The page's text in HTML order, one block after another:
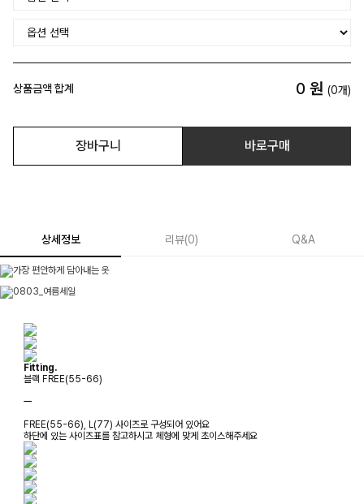
상품금액 합계 0 원 (0개)
장바구니 바로구매
상세정보 리뷰(0) Q&A
Fitting.
블랙 FREE(55-66)
ㅡ
FREE(55-66), L(77) 사이즈로 구성되어 있어요
하단에 있는 사이즈표를 참고하시고 체형에 맞게 초이스해주세요